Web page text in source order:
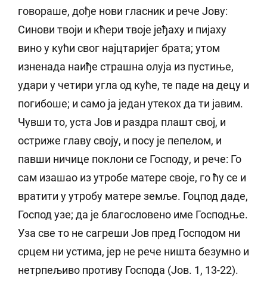
говораше, дође нови гласник и рече Јову:
Синови твоји и кћери твоје јеђаху и пијаху
вино у кући свог најцтаријег брата; утом
изненада наиђе страшна олуја из пустиње,
удари у четири угла од куће, те паде на децу и
погибоше; и само ја један утекох да ти јавим.
Чувши то, уста Јов и раздра плашт свој, и
остриже главу своју, и посу је пепелом, и
павши ничице поклони се Господу, и рече: Го
сам изашао из утробе матере своје, го ћу се и
вратити у утробу матере земље. Гоцпод даде,
Господ узе; да је благословено име Господње.
Уза све то не сагреши Јов пред Господом ни
срцем ни устима, јер не рече ништа безумно и
нетрпељиво противу Господа (Јов. 1, 13-22).